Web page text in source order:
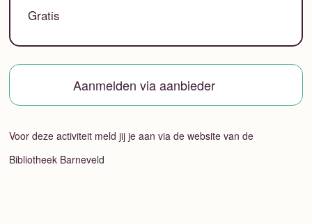
Gratis
Aanmelden via aanbieder
Voor deze activiteit meld jij je aan via de website van de
Bibliotheek Barneveld